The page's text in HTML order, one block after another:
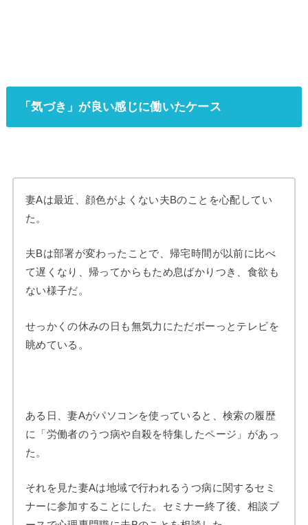
「気づき」が良い感じに働いたケース
妻Aは最近、顔色がよくない夫Bのことを心配してい
た。
夫Bは部署が変わったことで、帰宅時間が以前に比べ
て遅くなり、帰ってからもため息ばかりつき、食欲も
ない様子だ。
せっかくの休みの日も無気力にただボーっとテレビを
眺めている。
ある日、妻Aがパソコンを使っていると、検索の履歴
に「労働者のうつ病や自殺を特集したページ」があっ
た。
それを見た妻Aは地域で行われるうつ病に関するセミ
ナーに参加することにした。セミナー終了後、相談ブ